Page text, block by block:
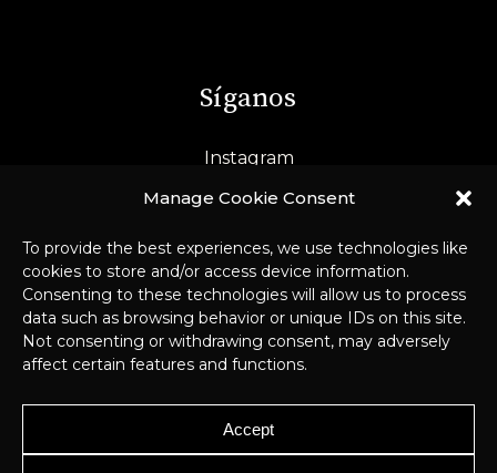
Manage Cookie Consent
To provide the best experiences, we use technologies like
cookies to store and/or access device information.
Consenting to these technologies will allow us to process
data such as browsing behavior or unique IDs on this site.
Not consenting or withdrawing consent, may adversely
affect certain features and functions.
Accept
Síganos
Instagram
LinkedIn
© 2026 Pichard-Balme –Aviso Legal y
–Webmaster